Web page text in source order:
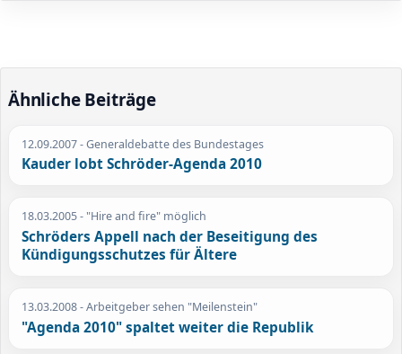
Ähnliche Beiträge
12.09.2007- Generaldebatte des Bundestages
Kauder lobt Schröder-Agenda 2010
18.03.2005- "Hire and fire" möglich
Schröders Appell nach der Beseitigung des
Kündigungsschutzes für Ältere
13.03.2008- Arbeitgeber sehen "Meilenstein"
"Agenda 2010" spaltet weiter die Republik